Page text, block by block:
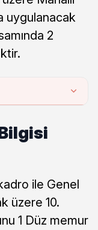
uygulanacak
2
ile Genel
üzere 10.
1 Düz memur